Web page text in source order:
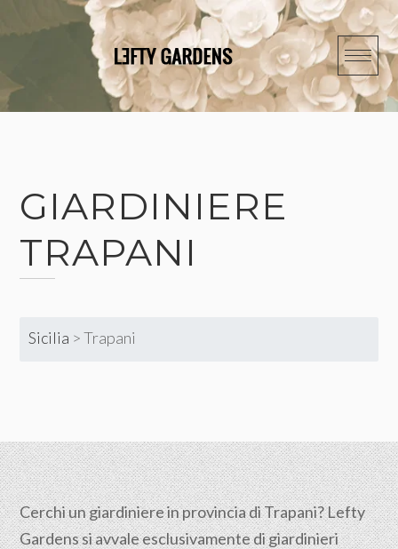
to
GIARDINIERE
TRAPANI
Sicilia >Trapani
Cerchi un giardiniere in provincia di Trapani? Lefty
Gardens si avvale esclusivamente di giardinieri